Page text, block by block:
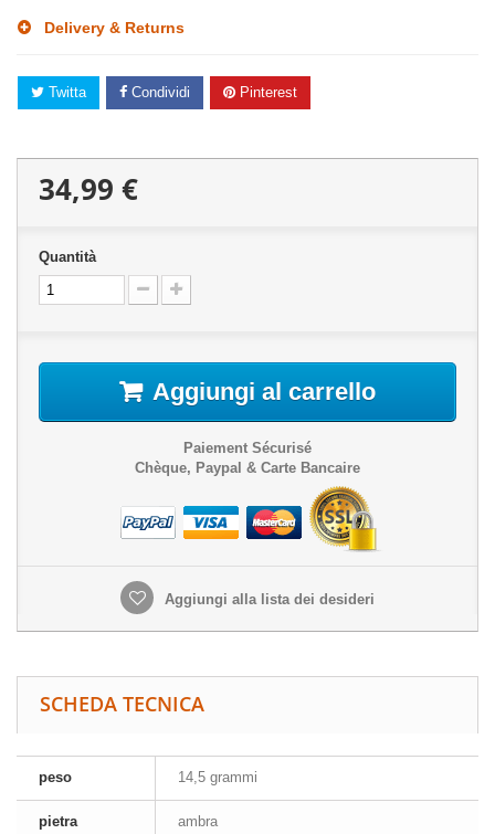
Delivery & Returns
Twitta Condividi Pinterest
34,99 €
Quantità
Aggiungi al carrello
Paiement Sécurisé
Chèque, Paypal & Carte Bancaire
Aggiungi alla lista dei desideri
SCHEDA TECNICA
peso 14,5 grammi
pietra ambra